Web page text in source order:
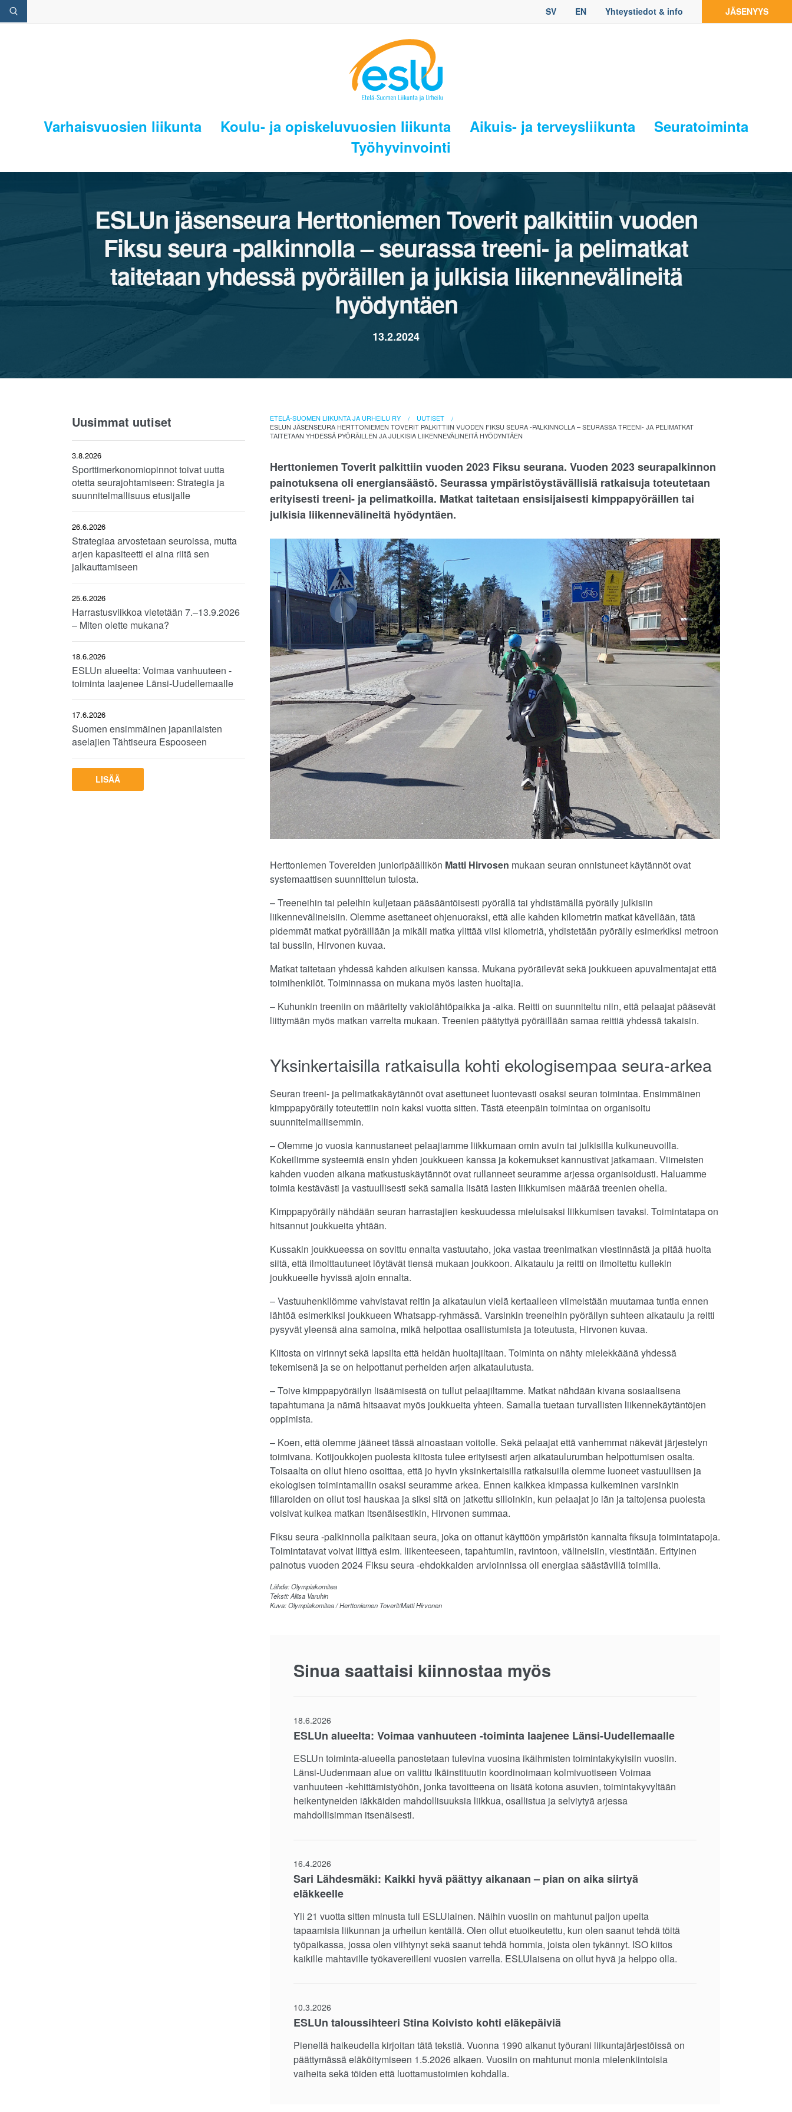
SV EN Yhteystiedot & info JÄSENYYS
Varhaisvuosien liikunta Koulu- ja opiskeluvuosien liikunta Aikuis- ja terveysliikunta
Seuratoiminta
Työhyvinvointi
ESLUn jäsenseura Herttoniemen Toverit palkittiin vuoden
Fiksu seura -palkinnolla – seurassa treeni- ja pelimatkat
taitetaan yhdessä pyöräillen ja julkisia liikennevälineitä
hyödyntäen
13.2.2024
ETELÄ-SUOMEN LIIKUNTA JA URHEILU RY
UUTISET
ESLUN JÄSENSEURA HERTTONIEMEN TOVERIT PALKITTIIN VUODEN FIKSU SEURA -PALKINNOLLA – SEURASSA TREENI- JA PELIMATKAT
TAITETAAN YHDESSÄ PYÖRÄILLEN JA JULKISIA LIIKENNEVÄLINEITÄ HYÖDYNTÄEN
Herttoniemen Toverit palkittiin vuoden 2023 Fiksu seurana. Vuoden 2023 seurapalkinnon
painotuksena oli energiansäästö. Seurassa ympäristöystävällisiä ratkaisuja toteutetaan
erityisesti treeni- ja pelimatkoilla. Matkat taitetaan ensisijaisesti kimppapyöräillen tai
julkisia liikennevälineitä hyödyntäen.
Herttoniemen Tovereiden junioripäällikön Matti Hirvosen mukaan seuran onnistuneet käytännöt ovat
systemaattisen suunnittelun tulosta.
– Treeneihin tai peleihin kuljetaan pääsääntöisesti pyörällä tai yhdistämällä pyöräily julkisiin
liikennevälineisiin. Olemme asettaneet ohjenuoraksi, että alle kahden kilometrin matkat kävellään, tätä
pidemmät matkat pyöräillään ja mikäli matka ylittää viisi kilometriä, yhdistetään pyöräily esimerkiksi metroon
tai bussiin, Hirvonen kuvaa.
Matkat taitetaan yhdessä kahden aikuisen kanssa. Mukana pyöräilevät sekä joukkueen apuvalmentajat että
toimihenkilöt. Toiminnassa on mukana myös lasten huoltajia.
– Kuhunkin treeniin on määritelty vakiolähtöpaikka ja -aika. Reitti on suunniteltu niin, että pelaajat pääsevät
liittymään myös matkan varrelta mukaan. Treenien päätyttyä pyöräillään samaa reittiä yhdessä takaisin.
Yksinkertaisilla ratkaisulla kohti ekologisempaa seura-arkea
Seuran treeni- ja pelimatkakäytännöt ovat asettuneet luontevasti osaksi seuran toimintaa. Ensimmäinen
kimppapyöräily toteutettiin noin kaksi vuotta sitten. Tästä eteenpäin toimintaa on organisoitu
suunnitelmallisemmin.
– Olemme jo vuosia kannustaneet pelaajiamme liikkumaan omin avuin tai julkisilla kulkuneuvoilla.
Kokeilimme systeemiä ensin yhden joukkueen kanssa ja kokemukset kannustivat jatkamaan. Viimeisten
kahden vuoden aikana matkustuskäytännöt ovat rullanneet seuramme arjessa organisoidusti. Haluamme
toimia kestävästi ja vastuullisesti sekä samalla lisätä lasten liikkumisen määrää treenien ohella.
Kimppapyöräily nähdään seuran harrastajien keskuudessa mieluisaksi liikkumisen tavaksi. Toimintatapa on
hitsannut joukkueita yhtään.
Kussakin joukkueessa on sovittu ennalta vastuutaho, joka vastaa treenimatkan viestinnästä ja pitää huolta
siitä, että ilmoittautuneet löytävät tiensä mukaan joukkoon. Aikataulu ja reitti on ilmoitettu kullekin
joukkueelle hyvissä ajoin ennalta.
– Vastuuhenkilömme vahvistavat reitin ja aikataulun vielä kertaalleen viimeistään muutamaa tuntia ennen
lähtöä esimerkiksi joukkueen Whatsapp-ryhmässä. Varsinkin treeneihin pyöräilyn suhteen aikataulu ja reitti
pysyvät yleensä aina samoina, mikä helpottaa osallistumista ja toteutusta, Hirvonen kuvaa.
Kiitosta on virinnyt sekä lapsilta että heidän huoltajiltaan. Toiminta on nähty mielekkäänä yhdessä
tekemisenä ja se on helpottanut perheiden arjen aikataulutusta.
– Toive kimppapyöräilyn lisäämisestä on tullut pelaajiltamme. Matkat nähdään kivana sosiaalisena
tapahtumana ja nämä hitsaavat myös joukkueita yhteen. Samalla tuetaan turvallisten liikennekäytäntöjen
oppimista.
– Koen, että olemme jääneet tässä ainoastaan voitolle. Sekä pelaajat että vanhemmat näkevät järjestelyn
toimivana. Kotijoukkojen puolesta kiitosta tulee erityisesti arjen aikataulurumban helpottumisen osalta.
Toisaalta on ollut hieno osoittaa, että jo hyvin yksinkertaisilla ratkaisuilla olemme luoneet vastuullisen ja
ekologisen toimintamallin osaksi seuramme arkea. Ennen kaikkea kimpassa kulkeminen varsinkin
fillaroiden on ollut tosi hauskaa ja siksi sitä on jatkettu silloinkin, kun pelaajat jo iän ja taitojensa puolesta
voisivat kulkea matkan itsenäisestikin, Hirvonen summaa.
Fiksu seura -palkinnolla palkitaan seura, joka on ottanut käyttöön ympäristön kannalta fiksuja toimintatapoja.
Toimintatavat voivat liittyä esim. liikenteeseen, tapahtumiin, ravintoon, välineisiin, viestintään. Erityinen
painotus vuoden 2024 Fiksu seura -ehdokkaiden arvioinnissa oli energiaa säästävillä toimilla.
Lähde: Olympiakomitea
Teksti: Aliisa Varuhin
Kuva: Olympiakomitea / Herttoniemen Toverit/Matti Hirvonen
Sinua saattaisi kiinnostaa myös
18.6.2026
ESLUn alueelta: Voimaa vanhuuteen -toiminta laajenee Länsi-Uudellemaalle
ESLUn toiminta-alueella panostetaan tulevina vuosina ikäihmisten toimintakykyisiin vuosiin.
Länsi-Uudenmaan alue on valittu Ikäinstituutin koordinoimaan kolmivuotiseen Voimaa
vanhuuteen -kehittämistyöhön, jonka tavoitteena on lisätä kotona asuvien, toimintakyvyltään
heikentyneiden iäkkäiden mahdollisuuksia liikkua, osallistua ja selviytyä arjessa
mahdollisimman itsenäisesti.
16.4.2026
Sari Lähdesmäki: Kaikki hyvä päättyy aikanaan – pian on aika siirtyä
eläkkeelle
Yli 21 vuotta sitten minusta tuli ESLUlainen. Näihin vuosiin on mahtunut paljon upeita
tapaamisia liikunnan ja urheilun kentällä. Olen ollut etuoikeutettu, kun olen saanut tehdä töitä
työpaikassa, jossa olen viihtynyt sekä saanut tehdä hommia, joista olen tykännyt. ISO kiitos
kaikille mahtaville työkavereilleni vuosien varrella. ESLUlaisena on ollut hyvä ja helppo olla.
10.3.2026
ESLUn taloussihteeri Stina Koivisto kohti eläkepäiviä
Pienellä haikeudella kirjoitan tätä tekstiä. Vuonna 1990 alkanut työurani liikuntajärjestöissä on
päättymässä eläköitymiseen 1.5.2026 alkaen. Vuosiin on mahtunut monia mielenkiintoisia
vaiheita sekä töiden että luottamustoimien kohdalla.
Uusimmat uutiset
3.8.2026
Sporttimerkonomiopinnot toivat uutta
otetta seurajohtamiseen: Strategia ja
suunnitelmallisuus etusijalle
26.6.2026
Strategiaa arvostetaan seuroissa, mutta
arjen kapasiteetti ei aina riitä sen
jalkauttamiseen
25.6.2026
Harrastusviikkoa vietetään 7.–13.9.2026
– Miten olette mukana?
18.6.2026
ESLUn alueelta: Voimaa vanhuuteen -
toiminta laajenee Länsi-Uudellemaalle
17.6.2026
Suomen ensimmäinen japanilaisten
aselajien Tähtiseura Espooseen
LISÄÄ